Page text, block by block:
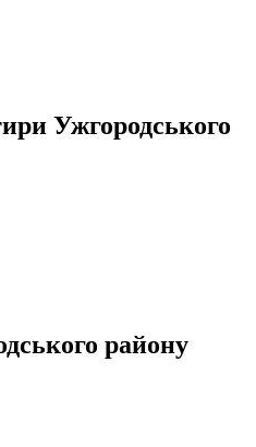
Ужгородського
району